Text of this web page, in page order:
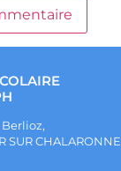
Berlioz,
SUR CHALARONNE